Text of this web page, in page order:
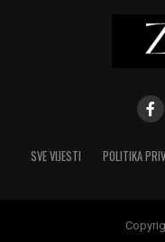
SVE VIJESTI POLITIKA